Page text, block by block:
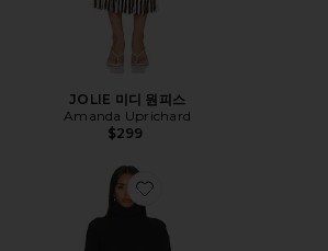
JOLIE 미디 원피스
Amanda Uprichard
$299
Favorite MERYL 원피스